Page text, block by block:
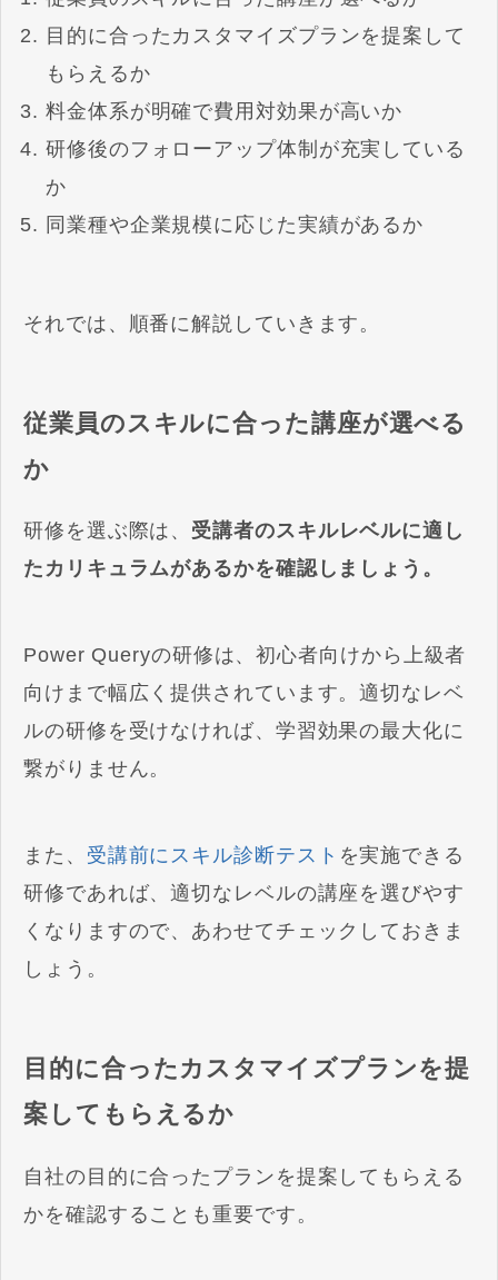
目的に合ったカスタマイズプランを提案して
もらえるか
料金体系が明確で費用対効果が高いか
研修後のフォローアップ体制が充実している
か
同業種や企業規模に応じた実績があるか
それでは、順番に解説していきます。
従業員のスキルに合った講座が選べる
か
研修を選ぶ際は、 受講者のスキルレベルに適し
たカリキュラムがあるかを確認しましょう。
Power Queryの研修は、初心者向けから上級者
向けまで幅広く提供されています。適切なレベ
ルの研修を受けなければ、学習効果の最大化に
繋がりません。
また、 受講前にスキル診断テスト を実施できる
研修であれば、適切なレベルの講座を選びやす
くなりますので、あわせてチェックしておきま
しょう。
目的に合ったカスタマイズプランを提
案してもらえるか
自社の目的に合ったプランを提案してもらえる
かを確認することも重要です。